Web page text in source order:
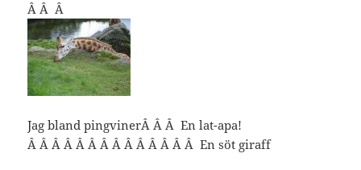
Â Â Â
Jag bland pingvinerÂ Â Â En lat-apa!
Â Â Â Â Â Â Â Â Â Â Â Â Â Â En söt giraff